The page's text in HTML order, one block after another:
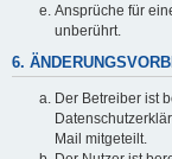
Ansprüche für
unberührt.
6.
Der Betreiber ist
Mail mitgeteilt.